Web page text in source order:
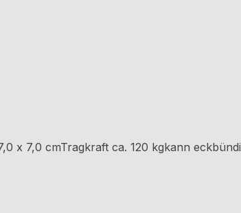
x 7,0 cmTragkraft ca. 120 kgkann